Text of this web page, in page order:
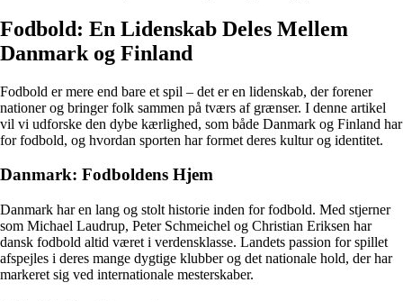
Fodbold: En Lidenskab Deles Mellem
Danmark og Finland
Fodbold er mere end bare et spil – det er en lidenskab, der forener
nationer og bringer folk sammen på tværs af grænser. I denne artikel
vil vi udforske den dybe kærlighed, som både Danmark og Finland har
for fodbold, og hvordan sporten har formet deres kultur og identitet.
Danmark: Fodboldens Hjem
Danmark har en lang og stolt historie inden for fodbold. Med stjerner
som Michael Laudrup, Peter Schmeichel og Christian Eriksen har
dansk fodbold altid været i verdensklasse. Landets passion for spillet
afspejles i deres mange dygtige klubber og det nationale hold, der har
markeret sig ved internationale mesterskaber.